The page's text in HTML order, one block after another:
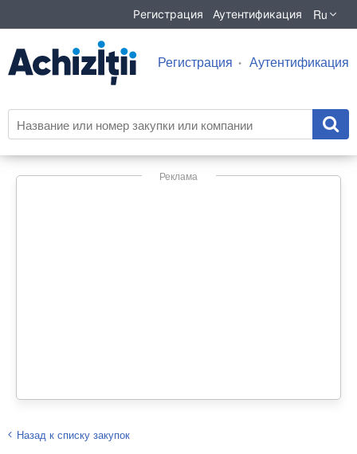
Регистрация Аутентификация Ru
Регистрация Аутентификация
Реклама
Назад к списку закупок